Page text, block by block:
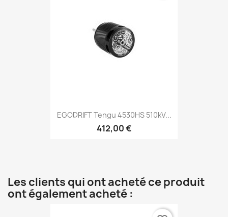
EGODRIFT Tengu 4530HS 510kV...
412,00 €
Les clients qui ont acheté ce produit
ont également acheté :